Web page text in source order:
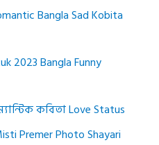
Bangla Sad Kobita
2023 Bangla Funny
কবিতা Love Status
Premer Photo Shayari